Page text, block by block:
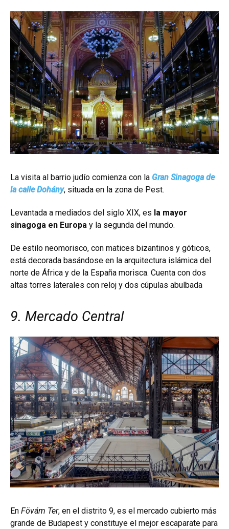
La visita al barrio judío comienza con la Gran Sinagoga de
la calle Dohány, situada en la zona de Pest.
Levantada a mediados del siglo XIX, es la mayor
sinagoga en Europa y la segunda del mundo.
De estilo neomorisco, con matices bizantinos y góticos,
está decorada basándose en la arquitectura islámica del
norte de África y de la España morisca. Cuenta con dos
altas torres laterales con reloj y dos cúpulas abulbada
9. Mercado Central
En Fövám Ter, en el distrito 9, es el mercado cubierto más
grande de Budapest y constituye el mejor escaparate para